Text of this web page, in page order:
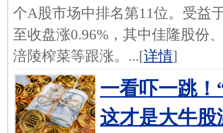
个A股市场中排名第11位。受益
至收盘涨0.96%，其中佳隆股份
涪陵榨菜等跟涨。...[详情]
一看吓一跳！
这才是大牛